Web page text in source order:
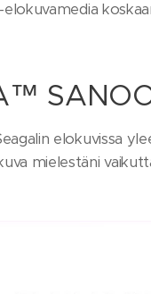
elokuvissa
mielestäni